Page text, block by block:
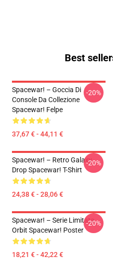
Best
Spacewar! – Goccia Di
Console Da Collezione
Spacewar! Felpe
37,67 € - 44,11 €
-20%
Spacewar! – Retro Galaxy
Drop Spacewar! T-Shirt
24,38 € - 28,06 €
-20%
Spacewar! – Serie Limitata
Orbit Spacewar! Poster
18,21 € - 42,22 €
-20%